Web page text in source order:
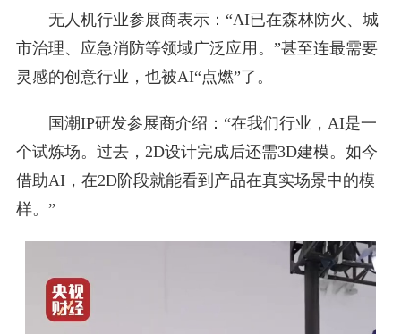
无人机行业参展商表示：“AI已在森林防火、城
市治理、应急消防等领域广泛应用。”甚至连最需要
灵感的创意行业，也被AI“点燃”了。
国潮IP研发参展商介绍：“在我们行业，AI是一
个试炼场。过去，2D设计完成后还需3D建模。如今
借助AI，在2D阶段就能看到产品在真实场景中的模
样。”